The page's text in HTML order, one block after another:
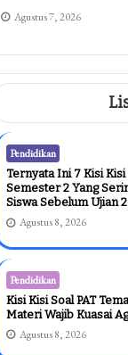
Agustus 7, 2026
Pendidikan
Ternyata Ini 7 Kisi Kisi
Semester 2 Yang
Siswa Sebelum Ujian
Agustus 8, 2026
Pendidikan
Kisi Kisi Soal PAT
Materi Wajib Kuasai
Agustus 8, 2026